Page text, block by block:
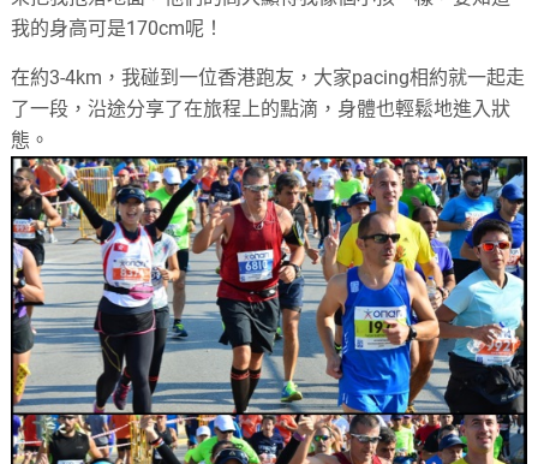
我的身高可是170cm呢！
在約3-4km ，我碰到一位香港跑友，大家pacing相約就一起走
了一段，沿途分享了在旅程上的點滴，身體也輕鬆地進入狀
態。